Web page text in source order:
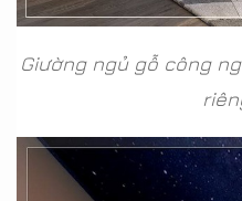
Giường ngủ gỗ công